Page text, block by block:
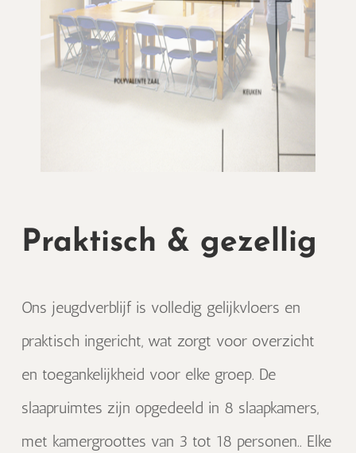
Praktisch & gezellig
Ons jeugdverblijf is volledig gelijkvloers en
praktisch ingericht, wat zorgt voor overzicht
en toegankelijkheid voor elke groep. De
slaapruimtes zijn opgedeeld in 8 slaapkamers,
met kamergroottes van 3 tot 18 personen.. Elke